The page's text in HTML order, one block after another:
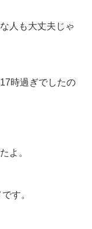
人も大丈夫じゃ
時過ぎでしたの
よ。
す。